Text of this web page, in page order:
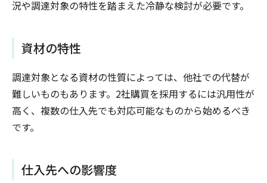
況や調達対象の特性を踏まえた冷静な検討が必要です。
資材の特性
調達対象となる資材の性質によっては、他社での代替が
難しいものもあります。2社購買を採用するには汎用性が
高く、複数の仕入先でも対応可能なものから始めるべき
です。
仕入先への影響度